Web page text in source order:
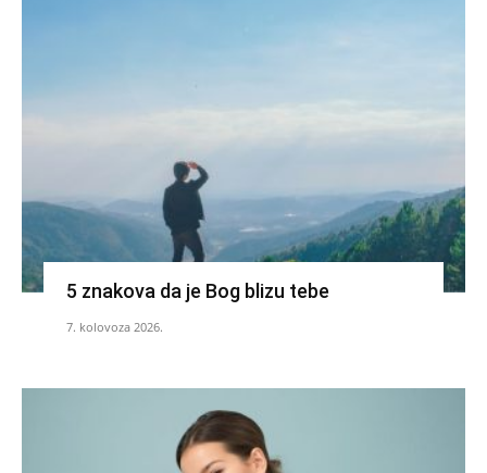
5 znakova da je Bog blizu tebe
7. kolovoza 2026.